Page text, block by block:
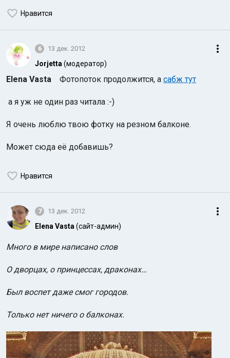
Нравится
6 13 дек. 2012
Jorjetta (модератор)
Elena Vasta Фотопоток продолжится, а сабж тут
а я уж не один раз читала :-)
Я очень люблю твою фотку на резном балконе.
Может сюда её добавишь?
Нравится
7 13 дек. 2012
Elena Vasta (сайт-админ)
Много в мире написано слов
О дворцах, о принцессах, драконах…
Был воспет даже смог городов.
Только нет ничего о балконах.